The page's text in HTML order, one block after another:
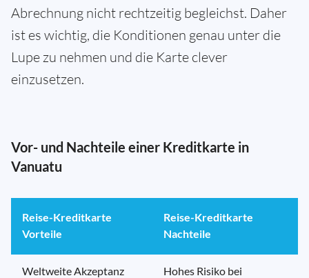
Abrechnung nicht rechtzeitig begleichst. Daher
ist es wichtig, die Konditionen genau unter die
Lupe zu nehmen und die Karte clever
einzusetzen.
Vor- und Nachteile einer Kreditkarte in
Vanuatu
Reise-Kreditkarte
Vorteile
Reise-Kreditkarte
Nachteile
Weltweite Akzeptanz Hohes Risiko bei